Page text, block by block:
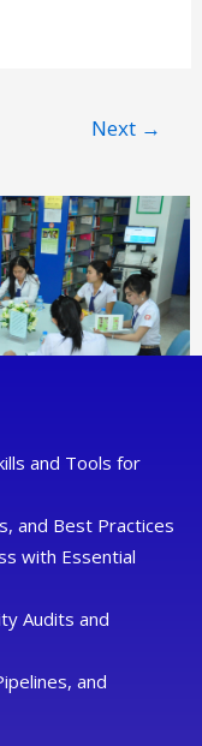
Next →
and Tools for
and Best Practices
with Essential
Audits and
and